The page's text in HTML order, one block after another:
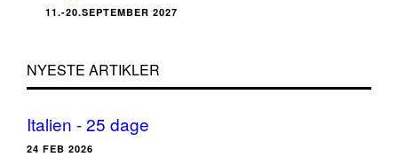
11.-20.SEPTEMBER 2027
NYESTE ARTIKLER
Italien - 25 dage
24 FEB 2026